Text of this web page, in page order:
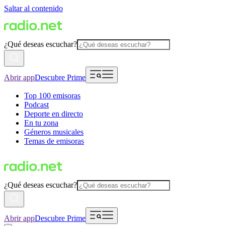
Saltar al contenido
¿Qué deseas escuchar?
Abrir appDescubre Prime
Top 100 emisoras
Podcast
Deporte en directo
En tu zona
Géneros musicales
Temas de emisoras
¿Qué deseas escuchar?
Abrir appDescubre Prime